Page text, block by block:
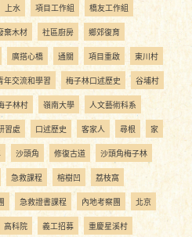
上水 項目工作組 橋友工作組
棄木材 社區廚房 鄉郊復育
廣搭心橋 通關 項目重啟 東川村
年交流和學習 梅子林口述歷史 谷埔村
子林村 嶺南大學 人文藝術科系
習處 口述歷史 客家人 尋根 家
沙頭角 修復古道 沙頭角梅子林
急救課程 榕樹凹 荔枝窩
急救證書課程 內地考察團 北京
高科院 義工招募 重慶星溪村